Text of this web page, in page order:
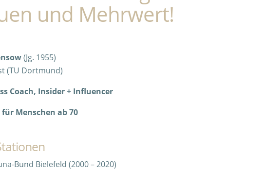
und Mehrwert!
(Jg. 1955)
(TU Dortmund)
Coach, Insider + Influencer
Menschen ab 70
Bund Bielefeld (2000 – 2020)